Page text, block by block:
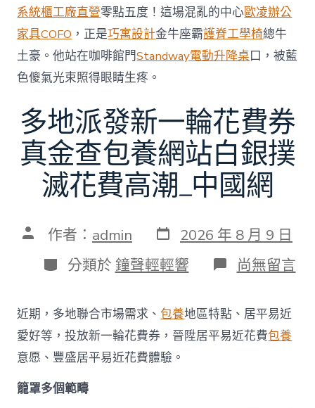
系統櫃工廠直營零點五度！這場混亂的中心歐凌辦公
家具COFO ，正是巧寓設計金牛座霸護脊工學椅總牛
土豪。他站在咖啡館門Standway電動升降桌口，被藍
色傻氣光束照得眼睛生疼。
多地派發新一輪花費券
真金查包養網站白銀撲
滅花費高潮_中國網
文 作者： admin 發
表
日
期
2026 年 8 月 9 日
分
類
分類於 鐘聲輕輕響 在
〈多
派
發
新
尚無留言
近期，多地聯合市場需求、包養地區特點、居平易近
愛好等，投放新一輪花費券，晉陞居平易近花費包養
意愿、豐盛居平易近花費體驗。
籠罩多個範疇